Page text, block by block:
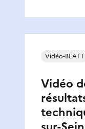
Vidéo
Vidéo-BEATT